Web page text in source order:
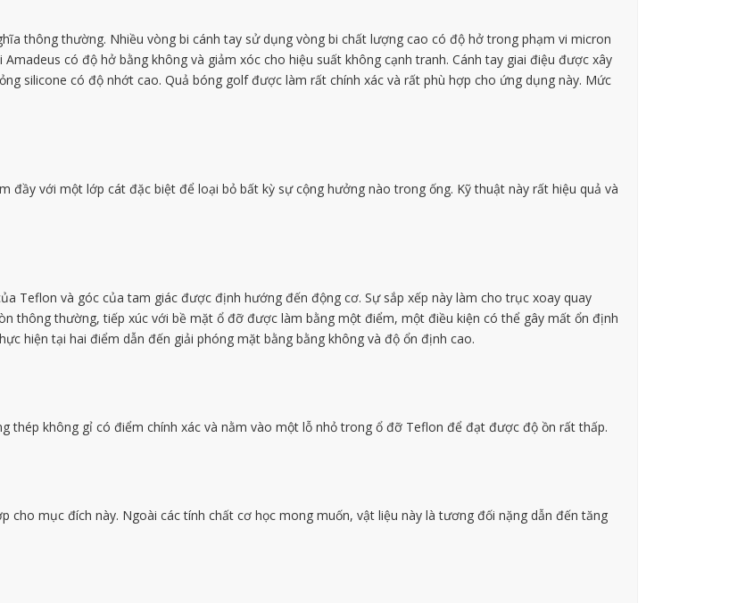
thông thường. Nhiều vòng bi cánh tay sử dụng vòng bi chất lượng cao có độ hở trong phạm vi micron
có độ hở bằng không và giảm xóc cho hiệu suất không cạnh tranh. Cánh tay giai điệu được xây
silicone có độ nhớt cao. Quả bóng golf được làm rất chính xác và rất phù hợp cho ứng dụng này. Mức
đầy với một lớp cát đặc biệt để loại bỏ bất kỳ sự cộng hưởng nào trong ống. Kỹ thuật này rất hiệu quả và
Teflon và góc của tam giác được định hướng đến động cơ. Sự sắp xếp này làm cho trục xoay quay
thông thường, tiếp xúc với bề mặt ổ đỡ được làm bằng một điểm, một điều kiện có thể gây mất ổn định
hiện tại hai điểm dẫn đến giải phóng mặt bằng bằng không và độ ổn định cao.
thép không gỉ có điểm chính xác và nằm vào một lỗ nhỏ trong ổ đỡ Teflon để đạt được độ ồn rất thấp.
cho mục đích này. Ngoài các tính chất cơ học mong muốn, vật liệu này là tương đối nặng dẫn đến tăng